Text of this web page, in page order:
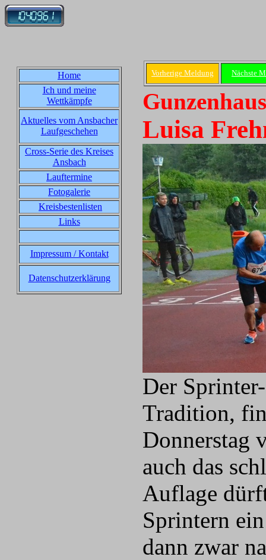
Home
Ich und meine
Wettkämpfe
Aktuelles vom Ansbacher
Laufgeschehen
Cross-Serie des Kreises
Ansbach
Lauftermine
Fotogalerie
Kreisbestenlisten
Links
Impressum / Kontakt
Datenschutzerklärung
Vorherige Meldung Nächste
Luisa
Der
Tradition,
Donnerstag
auch das
Auflage
Sprintern
dann zwar